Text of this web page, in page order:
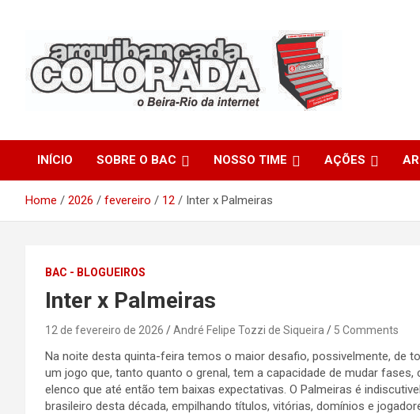
Arquibancada Colorada
INÍCIO SOBRE O BAC NOSSO TIME AÇÕES
Home 2026 fevereiro 12 Inter x Palmeiras
BAC - BLOGUEIROS
Inter x Palmeiras
12 de fevereiro de 2026 André Felipe Tozzi de Siqueira 5 Comments
Na noite desta quinta-feira temos o maior desafio, possivelmente, de
um jogo que, tanto quanto o grenal, tem a capacidade de mudar
elenco que até então tem baixas expectativas. O Palmeiras é
brasileiro desta década, empilhando títulos, vitórias, domínios e